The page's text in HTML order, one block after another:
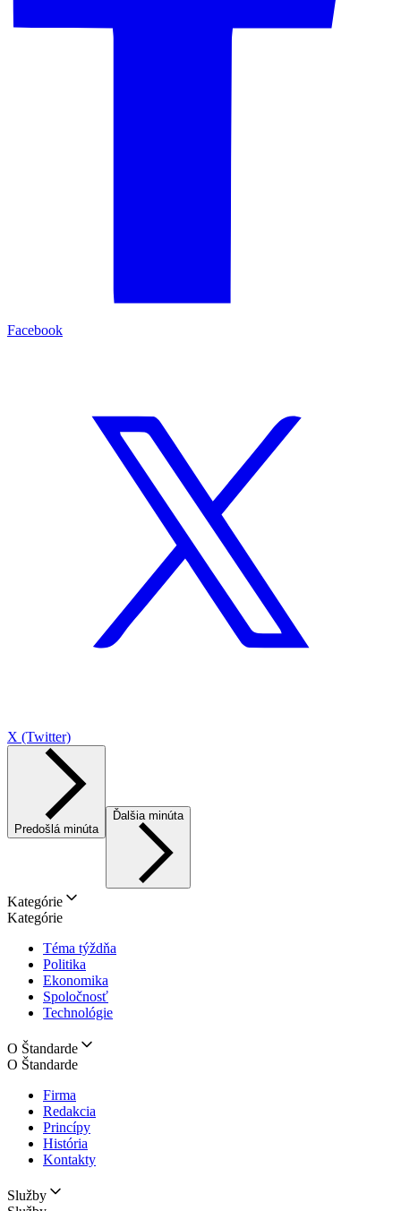
Facebook
X (Twitter)
Predošlá minúta
Ďalšia minúta
Kategórie
Kategórie
Téma týždňa
Politika
Ekonomika
Spoločnosť
Technológie
O Štandarde
O Štandarde
Firma
Redakcia
Princípy
História
Kontakty
Služby